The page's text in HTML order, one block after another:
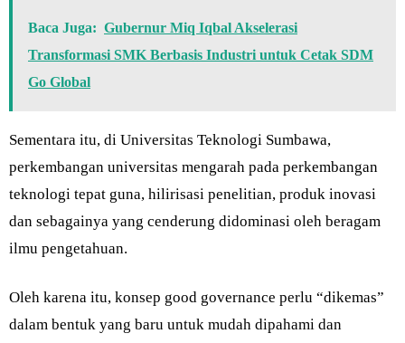
Baca Juga: Gubernur Miq Iqbal Akselerasi
Transformasi SMK Berbasis Industri untuk Cetak SDM
Go Global
Sementara itu, di Universitas Teknologi Sumbawa,
perkembangan universitas mengarah pada perkembangan
teknologi tepat guna, hilirisasi penelitian, produk inovasi
dan sebagainya yang cenderung didominasi oleh beragam
ilmu pengetahuan.
Oleh karena itu, konsep good governance perlu “dikemas”
dalam bentuk yang baru untuk mudah dipahami dan